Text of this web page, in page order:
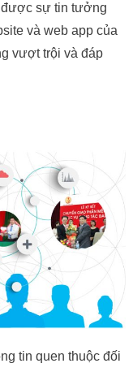
được sự tin tưởng
và web app của
vượt trội và đáp
tin quen thuộc đối